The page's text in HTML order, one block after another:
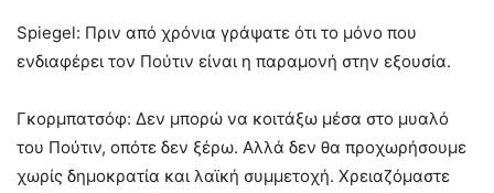
Spiegel: Πριν από χρόνια γράψατε ότι το μόνο που
ενδιαφέρει τον Πούτιν είναι η παραμονή στην εξουσία.
Γκορμπατσόφ: Δεν μπορώ να κοιτάξω μέσα στο μυαλό
του Πούτιν, οπότε δεν ξέρω. Αλλά δεν θα προχωρήσουμε
χωρίς δημοκρατία και λαϊκή συμμετοχή. Χρειαζόμαστε